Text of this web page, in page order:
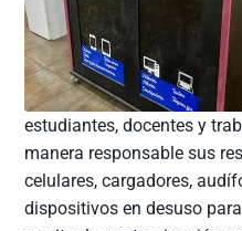
estudiantes, docentes y
manera responsable sus
celulares, cargadores,
dispositivos en desuso